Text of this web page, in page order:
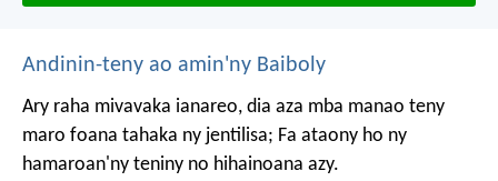
Andinin-teny ao amin'ny Baiboly
Ary raha mivavaka ianareo, dia aza mba manao teny
maro foana tahaka ny jentilisa; Fa ataony ho ny
hamaroan'ny teniny no hihainoana azy.